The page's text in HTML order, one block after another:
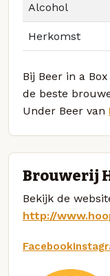
Alcohol
Herkomst
Bij Beer in a
de beste
Under Beer van
Brouwerij
Bekijk de
http://
Facebook